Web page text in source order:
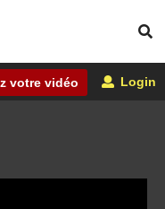
votre vidéo Login